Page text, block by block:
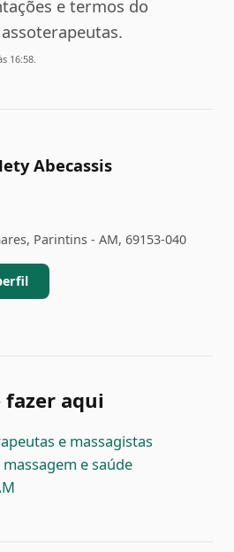
e termos do
16:58.
Abecassis
Parintins - AM, 69153-040
fazer aqui
e massagistas
e saúde